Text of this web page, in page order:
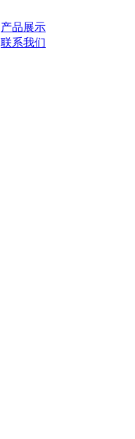
产品展示
联系我们